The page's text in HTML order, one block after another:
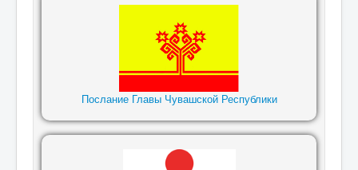
Послание Главы Чувашской Республики